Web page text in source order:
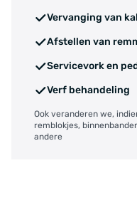
Vervanging van
Afstellen van
Servicevork en
Verf behandeling
Ook veranderen we,
remblokjes,
andere